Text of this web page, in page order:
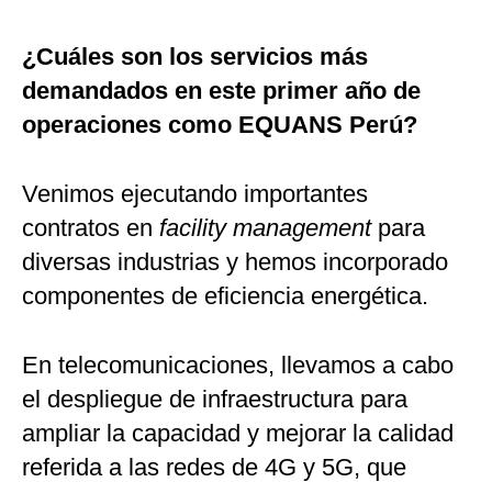
¿Cuáles son los servicios más
demandados en este primer año de
operaciones como EQUANS Perú?
Venimos ejecutando importantes
contratos en facility managementpara
diversas industrias y hemos incorporado
componentes de eficiencia energética.
En telecomunicaciones, llevamos a cabo
el despliegue de infraestructura para
ampliar la capacidad y mejorar la calidad
referida a las redes de 4G y 5G, que